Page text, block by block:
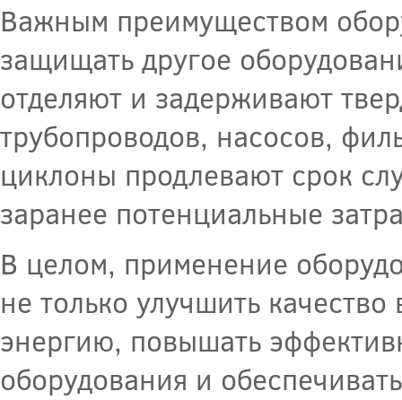
Важным преимуществом
защищать другое
отделяют и задерживают
трубопроводов, насосов,
циклоны продлевают срок
заранее потенциальные
В целом, применение
не только улучшить
энергию, повышать
оборудования и